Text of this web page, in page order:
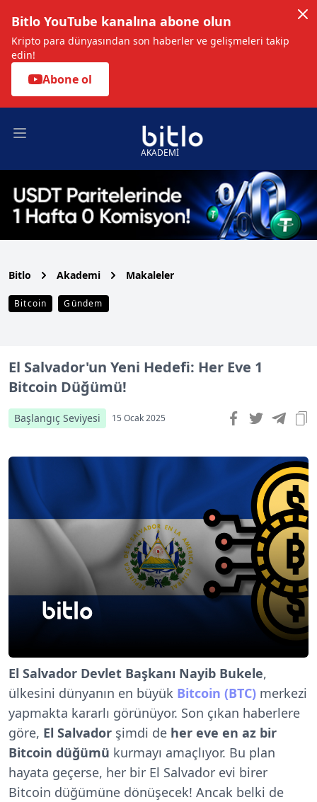
Bitlo YouTube kanalına abone olun
Kripto para dünyasından son haberler ve gelişmeleri takip
edin!
Abone ol
Open main menu
AKADEMİ
Bitlo Akademi Makaleler
Bitcoin Gündem
El Salvador'un Yeni Hedefi: Her Eve 1
Bitcoin Düğümü!
Başlangıç Seviyesi 15 Ocak 2025
El Salvador Devlet Başkanı Nayib Bukele,
ülkesini dünyanın en büyük Bitcoin (BTC) merkezi
yapmakta kararlı görünüyor. Son çıkan haberlere
göre, El Salvador şimdi de her eve en az bir
Bitcoin düğümü kurmayı amaçlıyor. Bu plan
hayata geçerse, her bir El Salvador evi birer
Bitcoin düğümüne dönüşecek! Ancak belki de